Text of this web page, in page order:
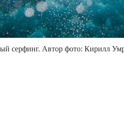
серфинг. Автор фото: Кирилл